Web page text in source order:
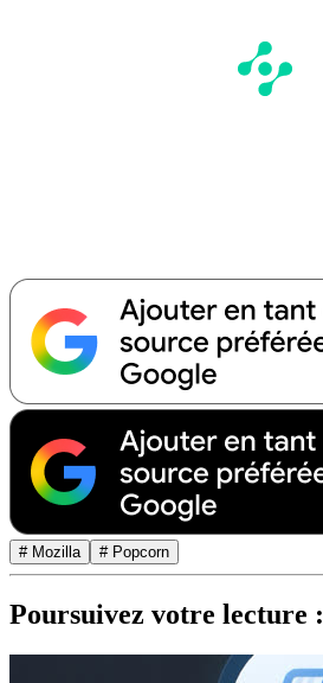
# Mozilla # Popcorn
Poursuivez votre lecture :